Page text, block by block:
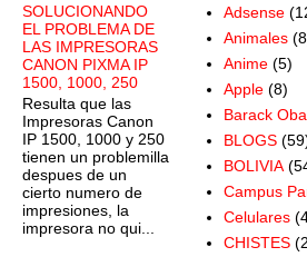
SOLUCIONANDO
EL PROBLEMA DE
LAS IMPRESORAS
CANON PIXMA IP
1500, 1000, 250
Resulta que las
Impresoras Canon
IP 1500, 1000 y 250
tienen un problemilla
despues de un
cierto numero de
impresiones, la
impresora no qui...
Adsense
Animales
Anime (5)
Apple (8)
Barack
BLOGS
BOLIVIA
Campus
Celulares
CHISTES